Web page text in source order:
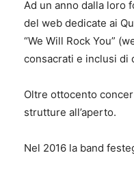
Ad un anno dalla loro
del web dedicate ai
“We Will Rock You”
consacrati e inclusi di
Oltre ottocento
strutture all’aperto.
Nel 2016 la band